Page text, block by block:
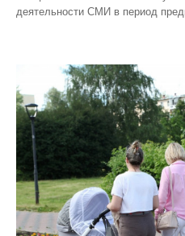
деятельности СМИ в период